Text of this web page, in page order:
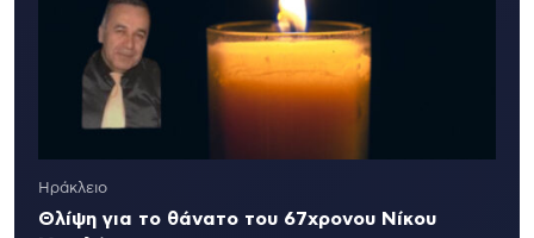
Ηράκλειο
Θλίψη για το θάνατο του 67χρονου Νίκου